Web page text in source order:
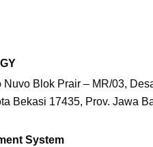
Nuvo Blok Prair – MR/03,
Bekasi 17435, Prov. Jawa
System